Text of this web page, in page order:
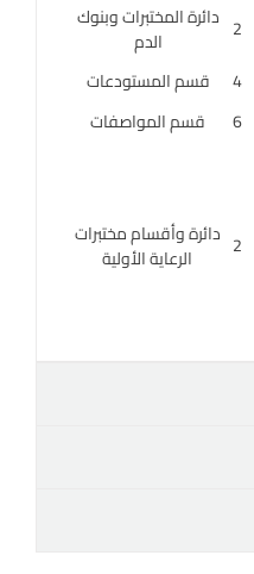
2 دائرة المختبرات وبنوك
الدم
4
قسم المستودعات
6
قسم المواصفات
2 دائرة وأقسام مختبرات
الرعاية الأولية